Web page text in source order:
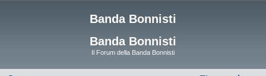
Banda Bonnisti
Banda Bonnisti
Il Forum della Banda Bonnisti